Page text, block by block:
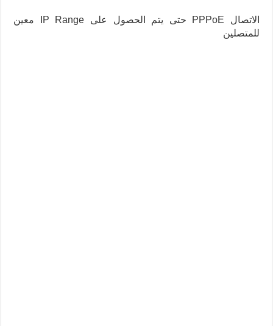
الاتصال PPPoE حتى يتم الحصول على IP Range معين
للمتصلين